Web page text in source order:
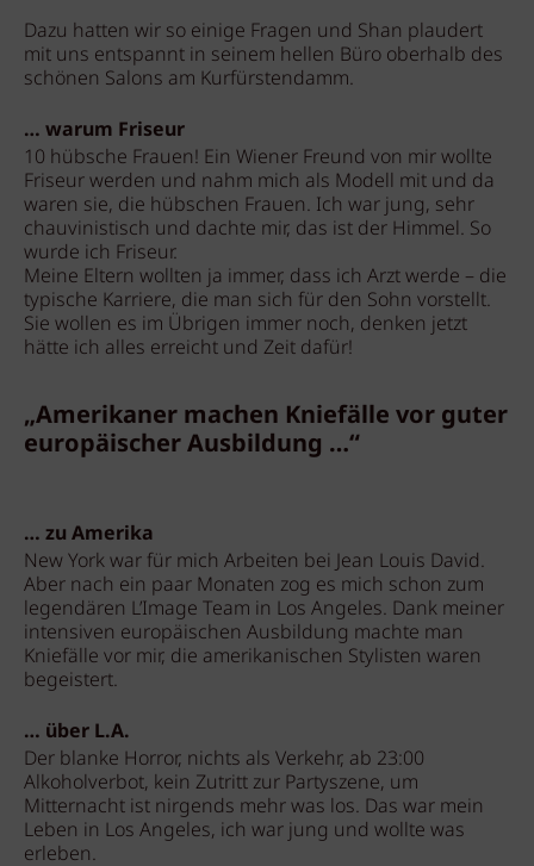
Dazu hatten wir so einige Fragen und Shan plaudert
mit uns entspannt in seinem hellen Büro oberhalb des
schönen Salons am Kurfürstendamm.
… warum Friseur
10 hübsche Frauen! Ein Wiener Freund von mir wollte
Friseur werden und nahm mich als Modell mit und da
waren sie, die hübschen Frauen. Ich war jung, sehr
chauvinistisch und dachte mir, das ist der Himmel. So
wurde ich Friseur.
Meine Eltern wollten ja immer, dass ich Arzt werde – die
typische Karriere, die man sich für den Sohn vorstellt.
Sie wollen es im Übrigen immer noch, denken jetzt
hätte ich alles erreicht und Zeit dafür!
„Amerikaner machen Kniefälle vor guter
europäischer Ausbildung …“
… zu Amerika
New York war für mich Arbeiten bei Jean Louis David.
Aber nach ein paar Monaten zog es mich schon zum
legendären L’Image Team in Los Angeles. Dank meiner
intensiven europäischen Ausbildung machte man
Kniefälle vor mir, die amerikanischen Stylisten waren
begeistert.
… über L.A.
Der blanke Horror, nichts als Verkehr, ab 23:00
Alkoholverbot, kein Zutritt zur Partyszene, um
Mitternacht ist nirgends mehr was los. Das war mein
Leben in Los Angeles, ich war jung und wollte was
erleben.